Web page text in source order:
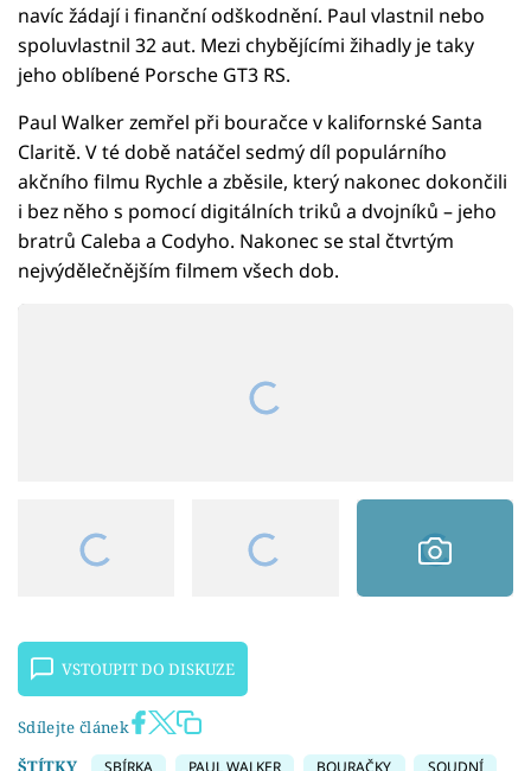
navíc žádají i finanční odškodnění. Paul vlastnil nebo
spoluvlastnil 32 aut. Mezi chybějícími žihadly je taky
jeho oblíbené Porsche GT3 RS.
Paul Walker zemřel při bouračce v kalifornské Santa
Claritě. V té době natáčel sedmý díl populárního
akčního filmu Rychle a zběsile, který nakonec dokončili
i bez něho s pomocí digitálních triků a dvojníků – jeho
bratrů Caleba a Codyho. Nakonec se stal čtvrtým
nejvýdělečnějším filmem všech dob.
VSTOUPIT DO DISKUZE
Sdílejte článek
ŠTÍTKY
SBÍRKA PAUL WALKER BOURAČKY SOUDNÍ